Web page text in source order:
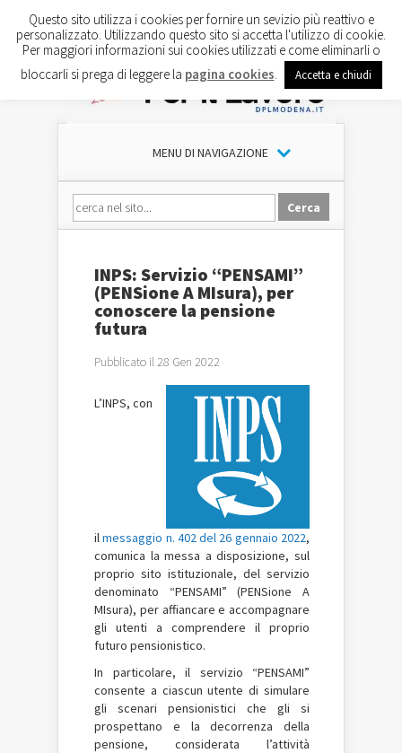
MENU DI NAVIGAZIONE
INPS: Servizio “PENSAMI”
(PENSione A MIsura), per
conoscere la pensione
futura
Pubblicato il 28 Gen 2022
L’INPS, con
ilmessaggio n. 402 del 26 gennaio 2022,
comunica la messa a disposizione, sul
proprio sito istituzionale, del servizio
denominato “PENSAMI” (PENSione A
MIsura), per affiancare e accompagnare
gli utenti a comprendere il proprio
futuro pensionistico.
In particolare, il servizio “PENSAMI”
consente a ciascun utente di simulare
gli scenari pensionistici che gli si
prospettano e la decorrenza della
pensione, considerata l’attività
Questo sito utilizza i cookies per fornire un sevizio più reattivo e
personalizzato. Utilizzando questo sito si accetta l'utilizzo di cookie.
Per maggiori informazioni sui cookies utilizzati e come eliminarli o
bloccarli si prega di leggere la pagina cookies Accetta e chiudi